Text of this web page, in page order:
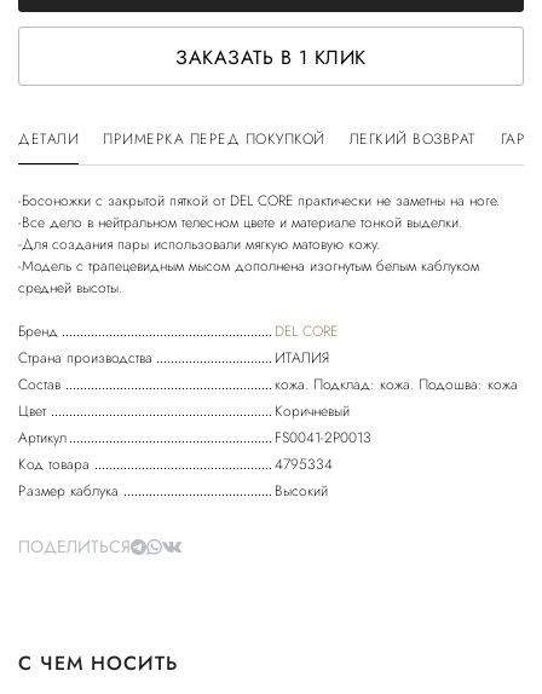
ЗАКАЗАТЬ В 1 КЛИК
ДЕТАЛИ ПРИМЕРКА ПЕРЕД ПОКУПКОЙ ЛЕГКИЙ ВОЗВРАТ
-Босоножки с закрытой пяткой от DEL CORE практически не заметны на ноге.
-Все дело в нейтральном телесном цвете и материале тонкой выделки.
-Для создания пары использовали мягкую матовую кожу.
-Модель с трапецевидным мысом дополнена изогнутым белым каблуком
Бренд
DEL CORE
Страна производства
ИТАЛИЯ
Состав
кожа. Подклад: кожа. Подошва: кожа
Цвет
Коричневый
Артикул
FS0041-2P0013
Код товара
4795334
Размер каблука
Высокий
ПОДЕЛИТЬСЯ
С ЧЕМ НОСИТЬ